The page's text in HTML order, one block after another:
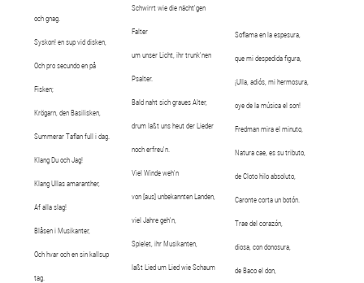
och gnag.
Syskon! en sup vid disken,
Och pro secundo en på
Fisken;
Krögarn, den Basilisken,
Summerar Taflan full i dag.
Klang Du och Jag!
Klang Ullas amaranther,
Af alla slag!
Blåsen i Musikanter,
Och hvar och en sin kallsup
tag.
Schwirrt wie die nächt'gen
Falter
um unser Licht, ihr trunk'nen
Psalter.
Bald naht sich graues Alter,
drum laßt uns heut der Lieder
noch erfreu'n.
Viel Winde weh'n
von [aus] unbekannten Landen,
viel Jahre geh'n,
Spielet, ihr Musikanten,
laßt Lied um Lied wie Schaum
Soflama en la espesura,
que mi despedida figura,
¡Ulla, adiós, mi hermosura,
oye de la música el son!
Fredman mira el minuto,
Natura cae, es su tributo,
de Cloto hilo absoluto,
Caronte corta un botón.
Trae del corazón,
diosa, con donosura,
de Baco el don,